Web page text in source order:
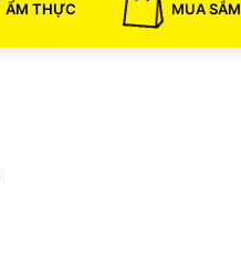
ẨM THỰC MUA SẮM